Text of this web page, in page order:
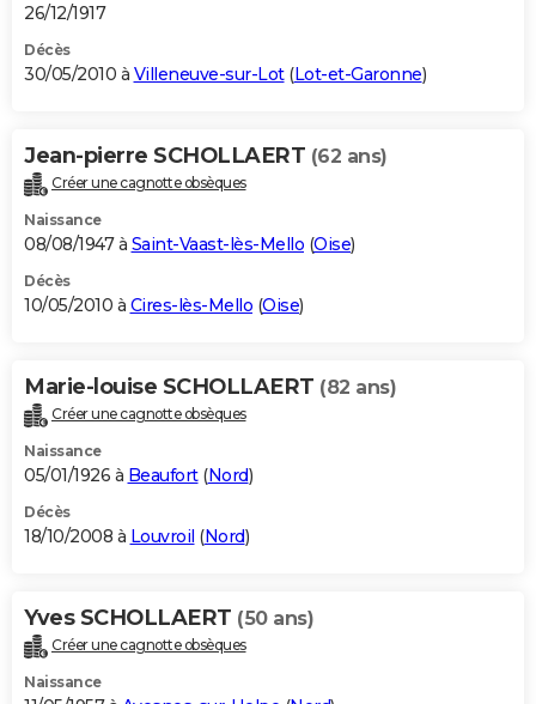
26/12/1917
Décès
30/05/2010 à Villeneuve-sur-Lot(Lot-et-Garonne)
Jean-pierre SCHOLLAERT (62 ans)
Créer une cagnotte obsèques
Naissance
08/08/1947 à Saint-Vaast-lès-Mello (Oise)
Décès
10/05/2010 à Cires-lès-Mello (Oise)
Marie-louise SCHOLLAERT (82 ans)
Créer une cagnotte obsèques
Naissance
05/01/1926 à Beaufort(Nord)
Décès
18/10/2008 à Louvroil (Nord)
Yves SCHOLLAERT (50 ans)
Créer une cagnotte obsèques
Naissance